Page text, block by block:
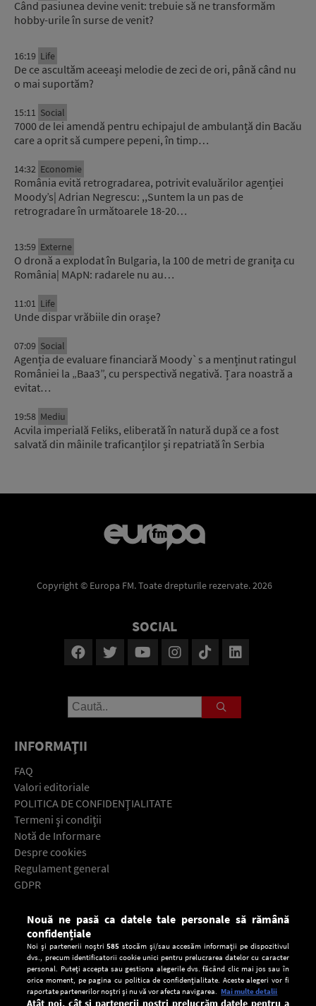
Când pasiunea devine venit: trebuie să ne transformăm
hobby-urile în surse de venit?
16:19 Life
De ce ascultăm aceeași melodie de zeci de ori, până când nu
o mai suportăm?
15:11 Social
7000 de lei amendă pentru echipajul de ambulanță din Bacău
care a oprit să cumpere pepeni, în timp…
14:32 Economie
România evită retrogradarea, potrivit evaluărilor agenției
Moody’s| Adrian Negrescu: ,,Suntem la un pas de
retrogradare în următoarele 18-20…
13:59 Externe
O dronă a explodat în Bulgaria, la 100 de metri de granița cu
România| MApN: radarele nu au…
11:01 Life
Unde dispar vrăbiile din orașe?
07:09 Social
Agenția de evaluare financiară Moody`s a menținut ratingul
României la „Baa3”, cu perspectivă negativă. Țara noastră a
evitat…
19:58 Mediu
Acvila imperială Feliks, eliberată în natură după ce a fost
salvată din mâinile traficanților și repatriată în Serbia
Copyright © Europa FM. Toate drepturile rezervate. 2026
SOCIAL
INFORMAŢII
FAQ
Valori editoriale
POLITICA DE CONFIDENŢIALITATE
Termeni şi condiţii
Notă de Informare
Despre cookies
Regulament general
GDPR
Descarcă gratuit aplicaţia Europa FM pentru smartphone:
Nouă ne pasă ca datele tale personale să rămână
confidențiale
Noi și partenerii noștri585 stocăm și/sau accesăm informații pe dispozitivul
dvs., precum identificatorii cookie unici pentru prelucrarea datelor cu caracter
personal. Puteți accepta sau gestiona alegerile dvs. făcând clic mai jos sau în
orice moment, pe pagina cu politica de confidențialitate. Aceste alegeri vor fi
raportate partenerilor noștri și nu vă vor afecta navigarea. Mai multe detalii
Atât noi, cât și partenerii noștri prelucrăm datele pentru a